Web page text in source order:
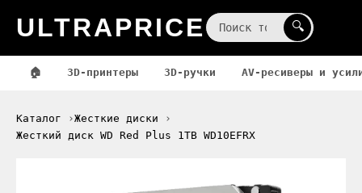
ULTRAPRICE 🔍
🏠 3D-принтеры 3D-ручки AV-ресиверы и
Каталог
Жесткие диски
Жесткий диск WD Red Plus 1TB WD10EFRX